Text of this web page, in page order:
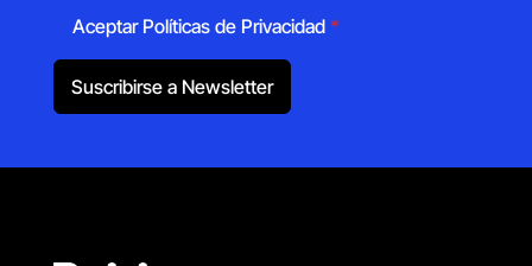
Aceptar Políticas de Privacidad *
Suscribirse a Newsletter